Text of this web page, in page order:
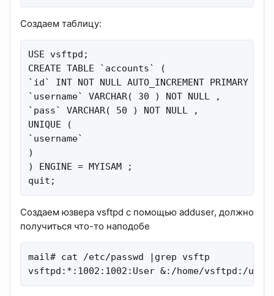
Создаем таблицу:
USE vsftpd;
CREATE TABLE `accounts` (
`id` INT NOT NULL AUTO_INCREMENT PRIMARY
`username` VARCHAR( 30 ) NOT NULL ,
`pass` VARCHAR( 50 ) NOT NULL ,
UNIQUE (
`username`
)
) ENGINE = MYISAM ;
quit;
Создаем юзвера vsftpd с помощью adduser, должно
получиться что-то наподобе
mail# cat /etc/passwd |grep vsftp
vsftpd:*:1002:1002:User &:/home/vsftpd:/